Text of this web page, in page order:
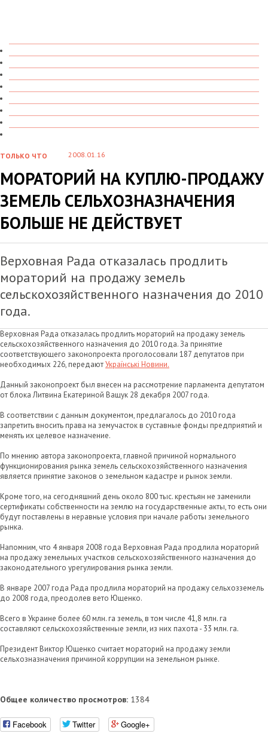
ТОЛЬКО ЧТО 2008.01.16
МОРАТОРИЙ НА КУПЛЮ-ПРОДАЖУ
ЗЕМЕЛЬ СЕЛЬХОЗНАЗНАЧЕНИЯ
БОЛЬШЕ НЕ ДЕЙСТВУЕТ
Верховная Рада отказалась продлить
мораторий на продажу земель
сельскохозяйственного назначения до 2010
года.
Верховная Рада отказалась продлить мораторий на продажу земель
сельскохозяйственного назначения до 2010 года. За принятие
соответствующего законопроекта проголосовали 187 депутатов при
необходимых 226, передаютУкраїнські Новини.
Данный законопроект был внесен на рассмотрение парламента депутатом
от блока Литвина Екатериной Ващук 28 декабря 2007 года.
В соответствии с данным документом, предлагалось до 2010 года
запретить вносить права на земучасток в суставные фонды предприятий и
менять их целевое назначение.
По мнению автора законопроекта, главной причиной нормального
функционирования рынка земель сельскохозяйственного назначения
является принятие законов о земельном кадастре и рынок земли.
Кроме того, на сегодняшний день около 800 тыс. крестьян не заменили
сертификаты собственности на землю на государственные акты, то есть они
будут поставлены в неравные условия при начале работы земельного
рынка.
Напомним, что 4 января 2008 года Верховная Рада продлила мораторий
на продажу земельных участков сельскохозяйственного назначения до
законодательного урегулирования рынка земли.
В январе 2007 года Рада продлила мораторий на продажу сельхозземель
до 2008 года, преодолев вето Ющенко.
Всего в Украине более 60 млн. га земель, в том числе 41,8 млн. га
составляют сельскохозяйственные земли, из них пахота - 33 млн. га.
Президент Виктор Ющенко считает мораторий на продажу земли
сельхозназначения причиной коррупции на земельном рынке.
Общее количество просмотров: 1384
Facebook Twitter Google+